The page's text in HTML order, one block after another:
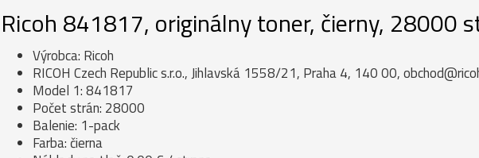
Ricoh 841817, originálny toner, čierny, 28000
Výrobca: Ricoh
RICOH Czech Republic s.r.o., Jihlavská 1558/21, Praha 4, 140 00,
Model 1: 841817
Počet strán: 28000
Balenie: 1-pack
Farba: čierna